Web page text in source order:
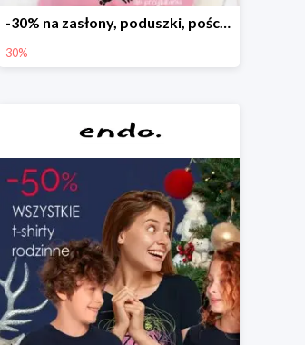
-30% na zasłony, poduszki, pościele dla dzieci
30%